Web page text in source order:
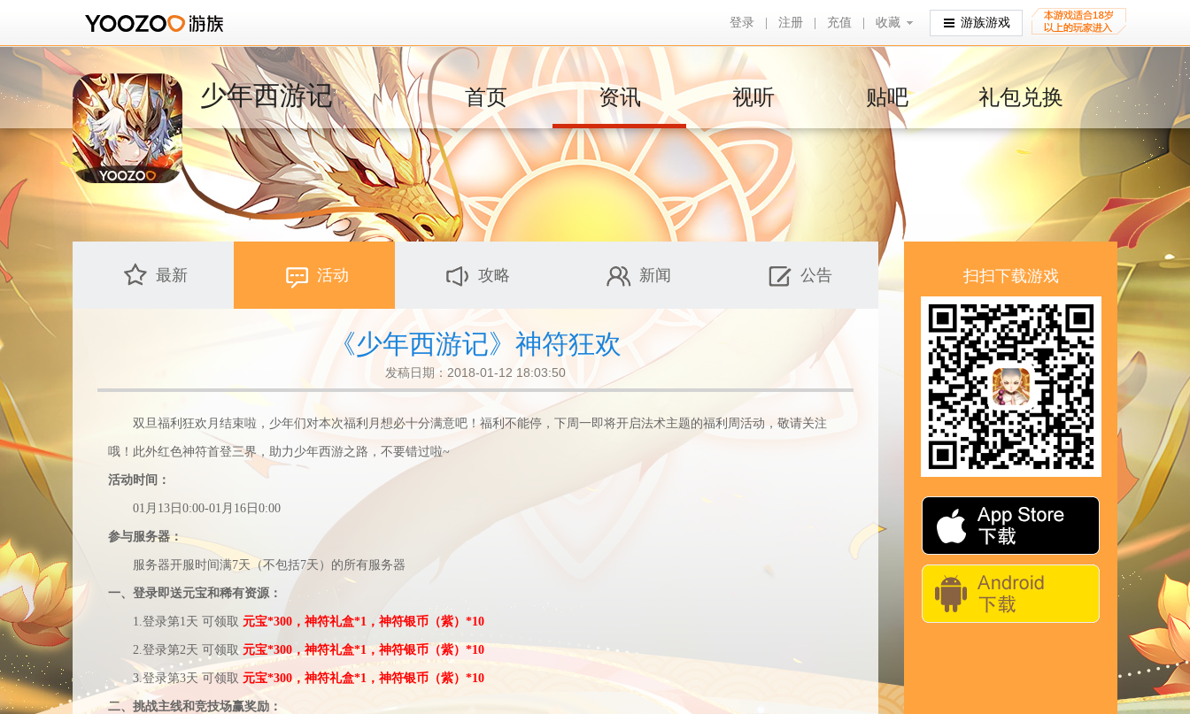
登录 注册 充值 收藏
收藏 游族游戏
少年西游记 首页 资讯 视听 贴吧 礼包兑换
最新 活动 攻略 新闻 公告
《少年西游记》神符狂欢
发稿日期：2018-01-12 18:03:50
双旦福利狂欢月结束啦，少年们对本次福利月想必十分满意吧！福利不能停，下周一即将开启法术主题的福利周活动，敬请关注
哦！ 此外红色神符首登三界，助力少年西游之路，不要错过啦~
活动时间：
01月13日0:00-01月16日0:00
参与服务器：
服务器开服时间满7天（不包括7天）的所有服务器
一、登录即送元宝和稀有资源：
1.登录第1天 可领取 元宝*300， 神符礼盒*1， 神符银币（紫） *10
2.登录第2天 可领取 元宝*300，神符礼盒*1，神符银币（紫） *10
3.登录第3天 可领取 元宝*300，神符礼盒*1， 神符银币（紫） *10
二、 挑战主线和竞技场赢奖励：
扫扫下载游戏